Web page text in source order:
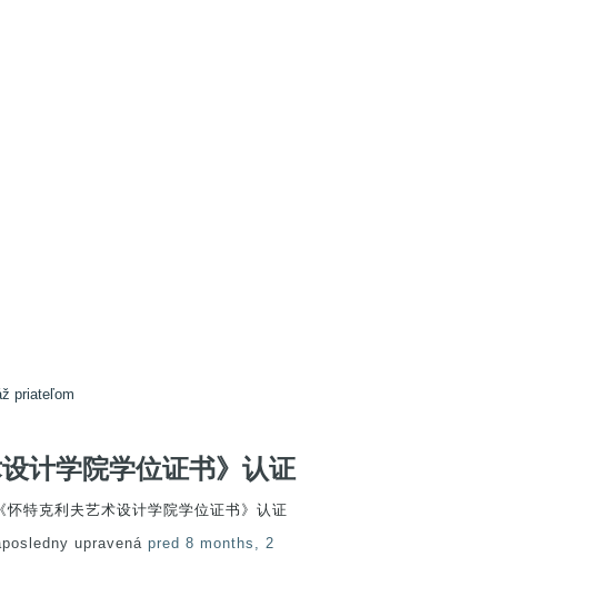
priateľom
计学院学位证书》认证
怀特克利夫艺术设计学院学位证书》认证
upravená pred 8 months, 2